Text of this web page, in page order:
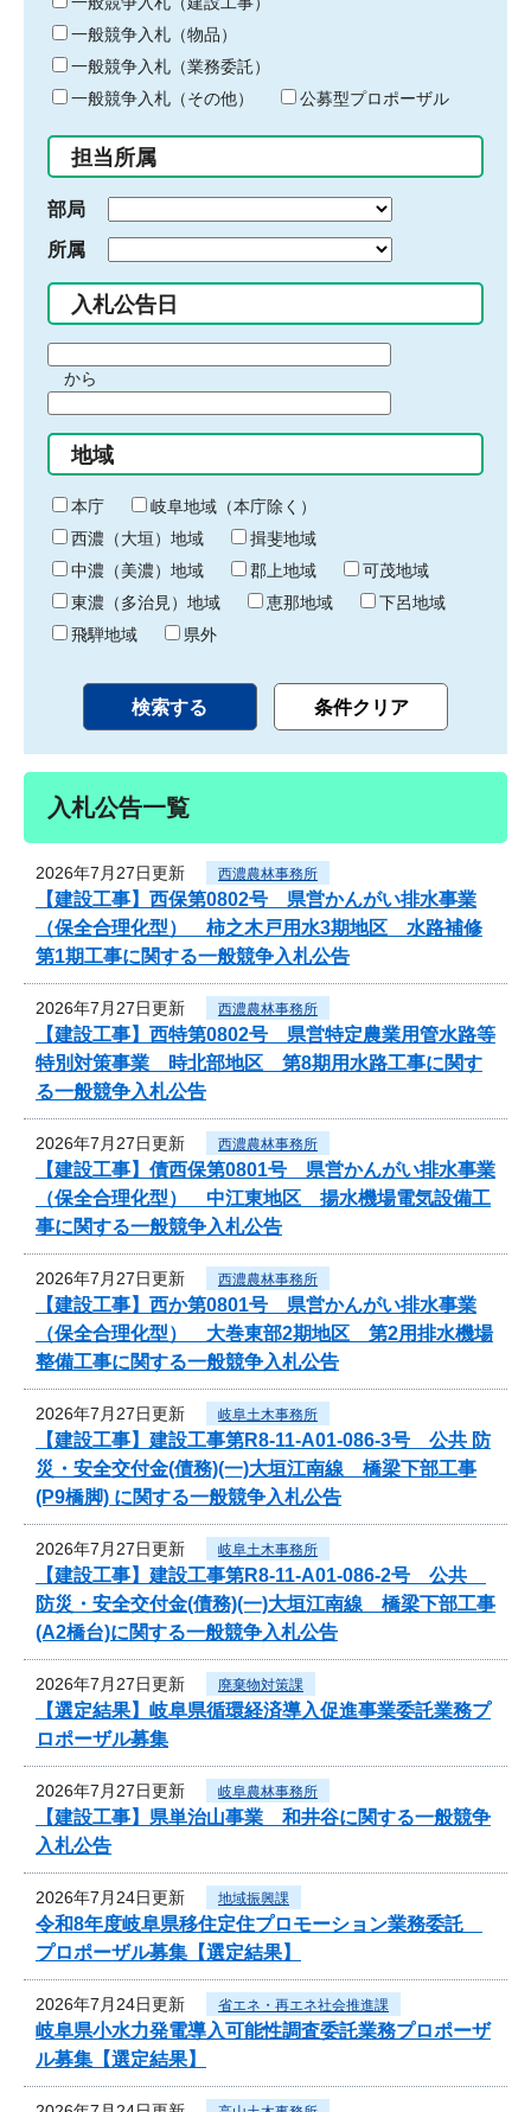
ー
ワ
ー
ド
入
力
一般競争入札（物品）
一般競争入札（業務委託）
一般競争入札（その他）
公募型プロポーザル
担当所属
部局
所属
入札公告日
間
始
り
から
間
終
わ
り
地域
本庁
岐阜地域（本庁除く）
西濃（大垣）地域
揖斐地域
中濃（美濃）地域
郡上地域
可茂地域
東濃（多治見）地域
恵那地域
下呂地域
飛騨地域
県外
入札公告一覧
2026年7月27日更新 西濃農林事務所
【建設工事】西保第0802号 県営かんがい排水事業
（保全合理化型） 柿之木戸用水3期地区 水路補修
第1期工事に関する一般競争入札公告
2026年7月27日更新 西濃農林事務所
【建設工事】西特第0802号 県営特定農業用管水路等
特別対策事業 時北部地区 第8期用水路工事に関す
る一般競争入札公告
2026年7月27日更新 西濃農林事務所
【建設工事】債西保第0801号 県営かんがい排水事業
（保全合理化型） 中江東地区 揚水機場電気設備工
事に関する一般競争入札公告
2026年7月27日更新 西濃農林事務所
【建設工事】西か第0801号 県営かんがい排水事業
（保全合理化型） 大巻東部2期地区 第2用排水機場
整備工事に関する一般競争入札公告
2026年7月27日更新 岐阜土木事務所
【建設工事】建設工事第R8-11-A01-086-3号 公共 防
災・安全交付金(債務)(一)大垣江南線 橋梁下部工事
(P9橋脚) に関する一般競争入札公告
2026年7月27日更新 岐阜土木事務所
【建設工事】建設工事第R8-11-A01-086-2号 公共
防災・安全交付金(債務)(一)大垣江南線 橋梁下部工事
(A2橋台)に関する一般競争入札公告
2026年7月27日更新 廃棄物対策課
【選定結果】岐阜県循環経済導入促進事業委託業務プ
ロポーザル募集
2026年7月27日更新 岐阜農林事務所
【建設工事】県単治山事業 和井谷に関する一般競争
入札公告
2026年7月24日更新 地域振興課
令和8年度岐阜県移住定住プロモーション業務委託
プロポーザル募集【選定結果】
2026年7月24日更新 省エネ・再エネ社会推進課
岐阜県小水力発電導入可能性調査委託業務プロポーザ
ル募集【選定結果】